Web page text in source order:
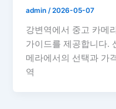
admin/2026-05-07
강변역에서 중고 카메
가이드를 제공합니다.
메라에서의 선택과 가
역